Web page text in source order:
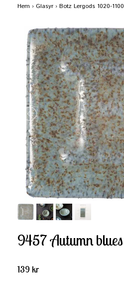
Hem › Glasyr › Botz Lergods 1020-1100
9457 Autumn blues
139 kr